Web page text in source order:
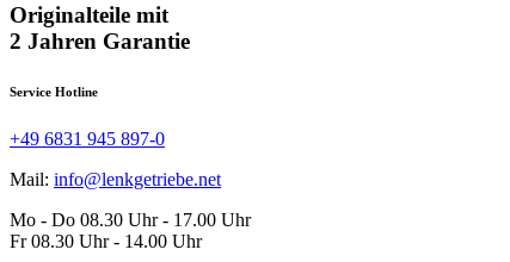
Originalteile mit
2 Jahren Garantie
Service Hotline
+49 6831 945 897-0
Mail: info@lenkgetriebe.net
Mo - Do 08.30 Uhr - 17.00 Uhr
Fr 08.30 Uhr - 14.00 Uhr